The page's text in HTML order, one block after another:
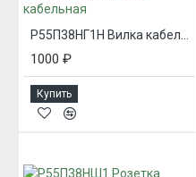
Р55П38НГ1Н Вилка кабельная
1000 ₽
Купить